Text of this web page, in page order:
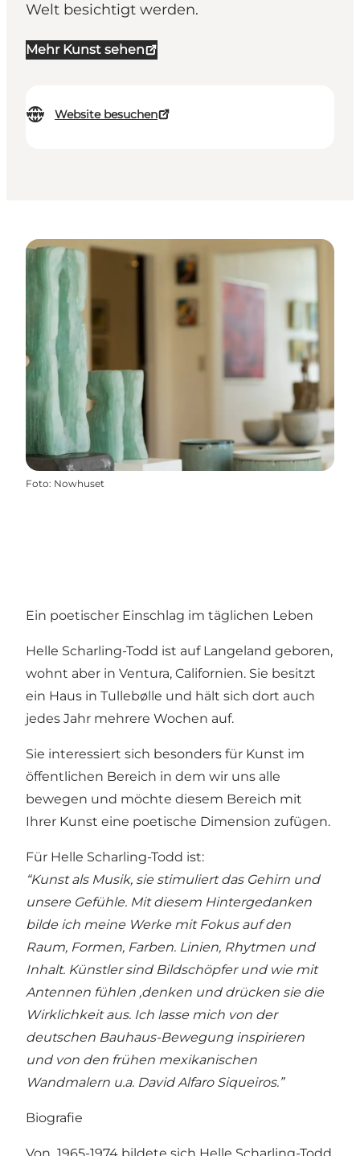
Welt besichtigt werden.
Mehr Kunst sehen
Website besuchen
Foto: Nowhuset
Ein poetischer Einschlag im täglichen Leben
Helle Scharling-Todd ist auf Langeland geboren,
wohnt aber in Ventura, Californien. Sie besitzt
ein Haus in Tullebølle und hält sich dort auch
jedes Jahr mehrere Wochen auf.
Sie interessiert sich besonders für Kunst im
öffentlichen Bereich in dem wir uns alle
bewegen und möchte diesem Bereich mit
Ihrer Kunst eine poetische Dimension zufügen.
Für Helle Scharling-Todd ist:
“Kunst als Musik, sie stimuliert das Gehirn und
unsere Gefühle. Mit diesem Hintergedanken
bilde ich meine Werke mit Fokus auf den
Raum, Formen, Farben. Linien, Rhytmen und
Inhalt. Künstler sind Bildschöpfer und wie mit
Antennen fühlen ,denken und drücken sie die
Wirklichkeit aus. Ich lasse mich von der
deutschen Bauhaus-Bewegung inspirieren
und von den frühen mexikanischen
Wandmalern u.a. David Alfaro Siqueiros.”
Biografie
Von 1965-1974 bildete sich Helle Scharling-Todd